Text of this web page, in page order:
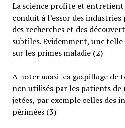
La science profite et
conduit à l’essor des industries
des recherches et des
subtiles. Evidemment, une
sur les primes maladie (2)
A noter aussi les gaspillage de
non utilisés par les patients de
jetées, par exemple celles des
périmées (3)